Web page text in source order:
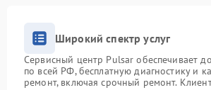
Широкий спектр услуг
Сервисный центр Pulsar обеспечивает
по всей РФ, бесплатную диагностику и
ремонт, включая срочный ремонт.